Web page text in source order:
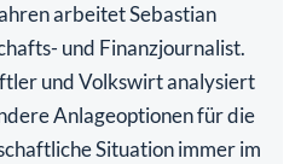
arbeitet Sebastian
und Finanzjournalist.
und Volkswirt analysiert
Anlageoptionen für die
Situation immer im